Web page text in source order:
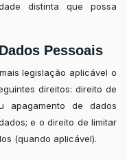
distinta que possa
Pessoais
legislação aplicável o
direitos: direito de
apagamento de dados
e o direito de limitar
(quando aplicável).